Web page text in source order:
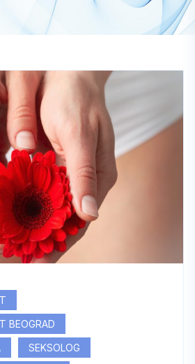
BEOGRAD
SEKSOLOG